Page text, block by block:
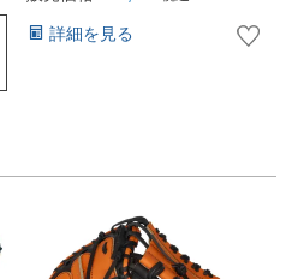
詳細を見る